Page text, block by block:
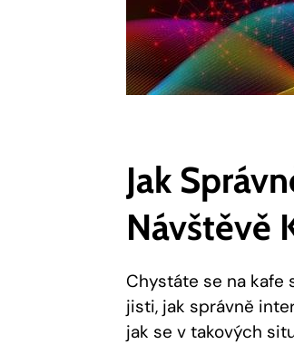
Jak
Návštěvě
Chystáte se na kafe
jisti, jak správně
jak se v takových